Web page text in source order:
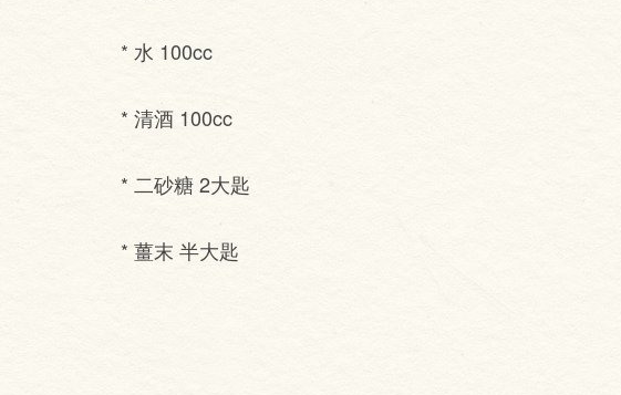
* 水 100cc
* 清酒 100cc
* 二砂糖 2大匙
* 薑末 半大匙